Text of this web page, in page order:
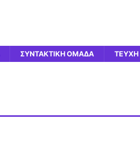
ΣΥΝΤΑΚΤΙΚΗ ΟΜΑΔΑ ΤΕΥΧΗ